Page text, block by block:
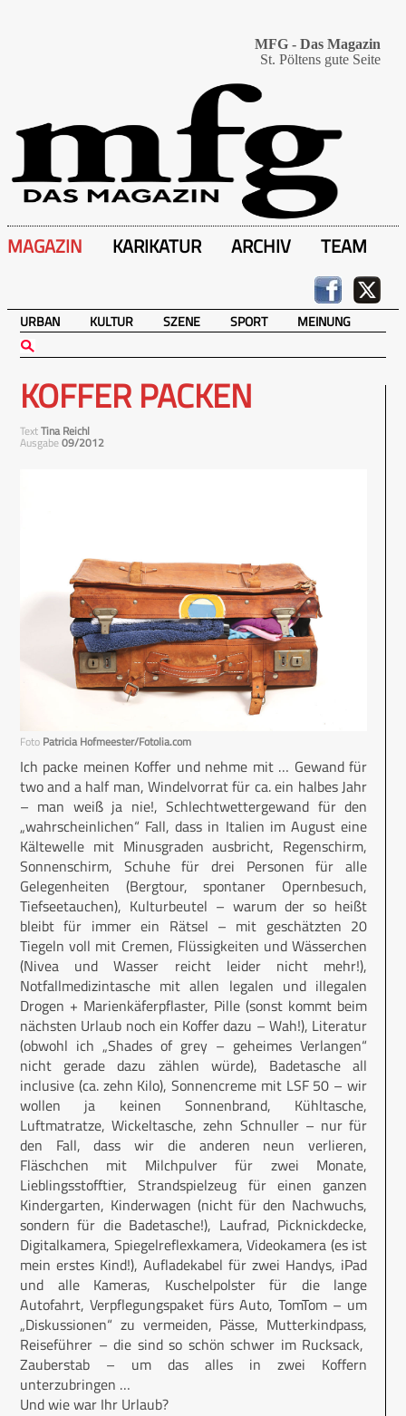
MFG - Das Magazin
St. Pöltens gute Seite
MAGAZIN KARIKATUR ARCHIV TEAM
URBAN KULTUR SZENE SPORT MEINUNG
KOFFER PACKEN
TextTina Reichl
Ausgabe09/2012
Foto Patricia Hofmeester/Fotolia.com
Ich packe meinen Koffer und nehme mit … Gewand für
two and a half man, Windelvorrat für ca. ein halbes Jahr
– man weiß ja nie!, Schlechtwettergewand für den
„wahrscheinlichen“ Fall, dass in Italien im August eine
Kältewelle mit Minusgraden ausbricht, Regenschirm,
Sonnenschirm, Schuhe für drei Personen für alle
Gelegenheiten (Bergtour, spontaner Opernbesuch,
Tiefseetauchen), Kulturbeutel – warum der so heißt
bleibt für immer ein Rätsel – mit geschätzten 20
Tiegeln voll mit Cremen, Flüssigkeiten und Wässerchen
(Nivea und Wasser reicht leider nicht mehr!),
Notfallmedizintasche mit allen legalen und illegalen
Drogen + Marienkäferpflaster, Pille (sonst kommt beim
nächsten Urlaub noch ein Koffer dazu – Wah!), Literatur
(obwohl ich „Shades of grey – geheimes Verlangen“
nicht gerade dazu zählen würde), Badetasche all
inclusive (ca. zehn Kilo), Sonnencreme mit LSF 50 – wir
wollen ja keinen Sonnenbrand, Kühltasche,
Luftmatratze, Wickeltasche, zehn Schnuller – nur für
den Fall, dass wir die anderen neun verlieren,
Fläschchen mit Milchpulver für zwei Monate,
Lieblingsstofftier, Strandspielzeug für einen ganzen
Kindergarten, Kinderwagen (nicht für den Nachwuchs,
sondern für die Badetasche!), Laufrad, Picknickdecke,
Digitalkamera, Spiegelreflexkamera, Videokamera (es ist
mein erstes Kind!), Aufladekabel für zwei Handys, iPad
und alle Kameras, Kuschelpolster für die lange
Autofahrt, Verpflegungspaket fürs Auto, TomTom – um
„Diskussionen“ zu vermeiden, Pässe, Mutterkindpass,
Reiseführer – die sind so schön schwer im Rucksack,
Zauberstab – um das alles in zwei Koffern
unterzubringen …
Und wie war Ihr Urlaub?